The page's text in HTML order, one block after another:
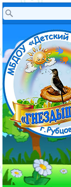
Форма поиска
Поиск